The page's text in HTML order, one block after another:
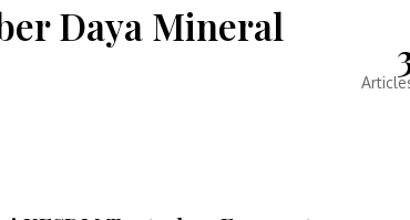
Daya Mineral